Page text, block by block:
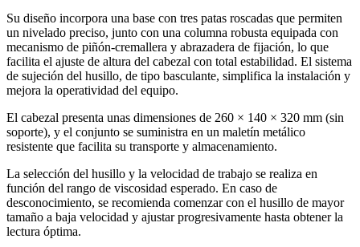
Su diseño incorpora una base con tres patas roscadas que permiten
un nivelado preciso, junto con una columna robusta equipada con
mecanismo de piñón-cremallera y abrazadera de fijación, lo que
facilita el ajuste de altura del cabezal con total estabilidad. El sistema
de sujeción del husillo, de tipo basculante, simplifica la instalación y
mejora la operatividad del equipo.
El cabezal presenta unas dimensiones de 260 × 140 × 320 mm (sin
soporte), y el conjunto se suministra en un maletín metálico
resistente que facilita su transporte y almacenamiento.
La selección del husillo y la velocidad de trabajo se realiza en
función del rango de viscosidad esperado. En caso de
desconocimiento, se recomienda comenzar con el husillo de mayor
tamaño a baja velocidad y ajustar progresivamente hasta obtener la
lectura óptima.